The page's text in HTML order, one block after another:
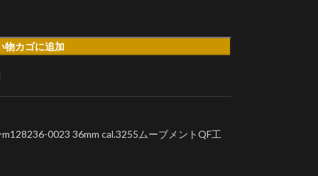
物カゴに追加
0023 36mm cal.3255ムーブメントQF工